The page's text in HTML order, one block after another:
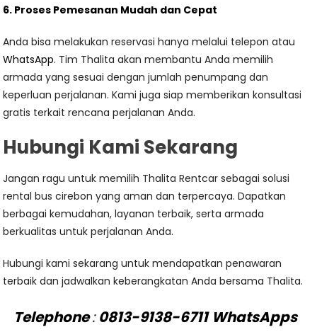
6. Proses Pemesanan Mudah dan Cepat
Anda bisa melakukan reservasi hanya melalui telepon atau
WhatsApp. Tim Thalita akan membantu Anda memilih
armada yang sesuai dengan jumlah penumpang dan
keperluan perjalanan. Kami juga siap memberikan konsultasi
gratis terkait rencana perjalanan Anda.
Hubungi Kami Sekarang
Jangan ragu untuk memilih Thalita Rentcar sebagai solusi
rental bus cirebon yang aman dan terpercaya. Dapatkan
berbagai kemudahan, layanan terbaik, serta armada
berkualitas untuk perjalanan Anda.
Hubungi kami sekarang untuk mendapatkan penawaran
terbaik dan jadwalkan keberangkatan Anda bersama Thalita.
Telephone:0813-9138-6711 WhatsApps